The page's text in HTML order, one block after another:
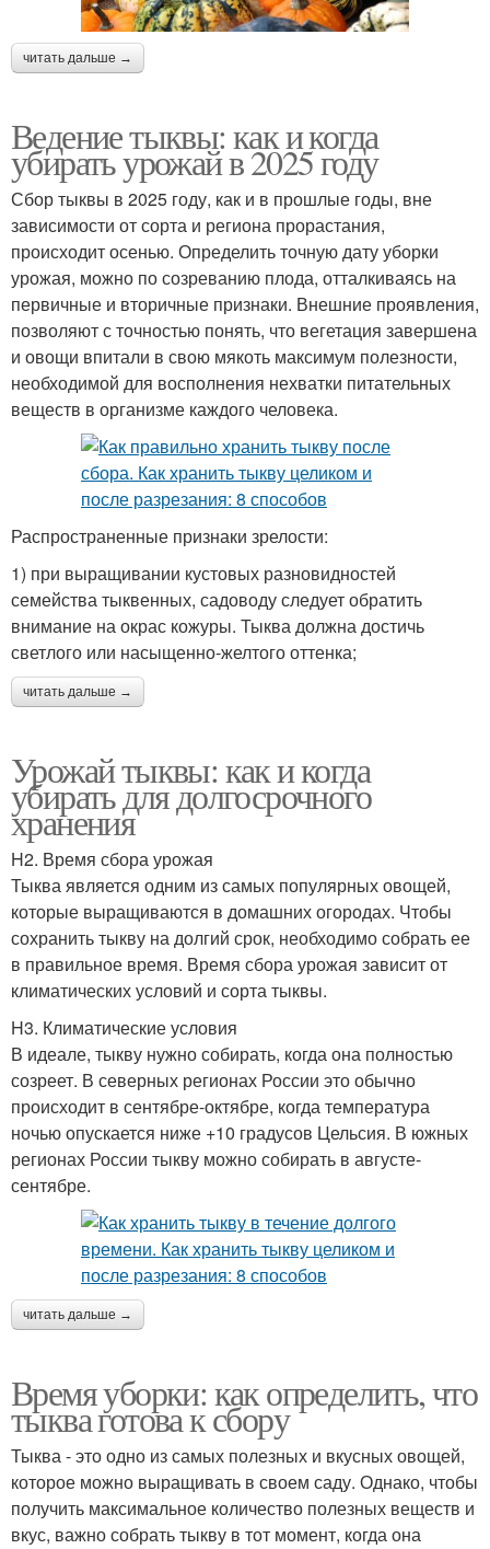
читать дальше →
Ведение тыквы: как и когда
убирать урожай в 2025 году
Сбор тыквы в 2025 году, как и в прошлые годы, вне
зависимости от сорта и региона прорастания,
происходит осенью. Определить точную дату уборки
урожая, можно по созреванию плода, отталкиваясь на
первичные и вторичные признаки. Внешние проявления,
позволяют с точностью понять, что вегетация завершена
и овощи впитали в свою мякоть максимум полезности,
необходимой для восполнения нехватки питательных
веществ в организме каждого человека.
Распространенные признаки зрелости:
1) при выращивании кустовых разновидностей
семейства тыквенных, садоводу следует обратить
внимание на окрас кожуры. Тыква должна достичь
светлого или насыщенно-желтого оттенка;
читать дальше →
Урожай тыквы: как и когда
убирать для долгосрочного
хранения
H2. Время сбора урожая
Тыква является одним из самых популярных овощей,
которые выращиваются в домашних огородах. Чтобы
сохранить тыкву на долгий срок, необходимо собрать ее
в правильное время. Время сбора урожая зависит от
климатических условий и сорта тыквы.
H3. Климатические условия
В идеале, тыкву нужно собирать, когда она полностью
созреет. В северных регионах России это обычно
происходит в сентябре-октябре, когда температура
ночью опускается ниже +10 градусов Цельсия. В южных
регионах России тыкву можно собирать в августе-
сентябре.
читать дальше →
Время уборки: как определить, что
тыква готова к сбору
Тыква - это одно из самых полезных и вкусных овощей,
которое можно выращивать в своем саду. Однако, чтобы
получить максимальное количество полезных веществ и
вкус, важно собрать тыкву в тот момент, когда она